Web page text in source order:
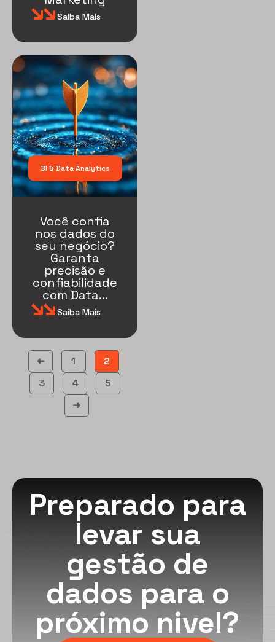
Saiba Mais
BI & Data Analytics
Você confia
nos dados do
seu negócio?
Garanta
precisão e
confiabilidade
com Data...
Saiba Mais
➜ 1
2
3
4
5
➜
Preparado para
levar sua
gestão de
dados para o
próximo nivel?